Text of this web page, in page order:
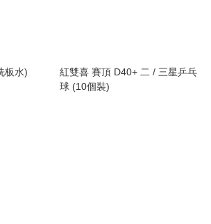
板水)
紅雙喜 賽頂 D40+ 二 / 三星乒乓
球 (10個裝)